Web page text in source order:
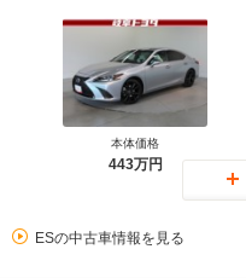
本体価格
443万円
ESの中古車情報を見る